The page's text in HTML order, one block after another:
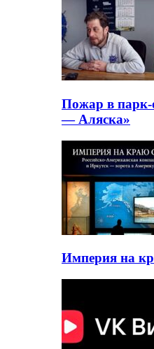
Пожар в парк-
— Аляска»
Империя на